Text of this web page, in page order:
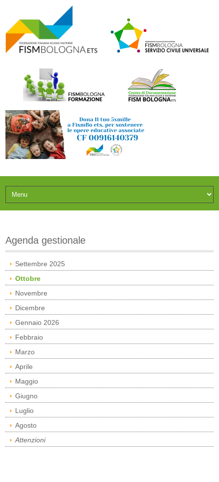
Agenda gestionale
Settembre 2025
Ottobre
Novembre
Dicembre
Gennaio 2026
Febbraio
Marzo
Aprile
Maggio
Giugno
Luglio
Agosto
Attenzioni